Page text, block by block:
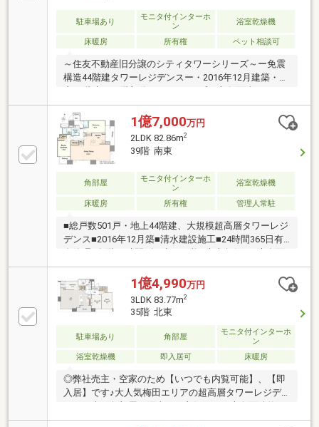
駐車場あり
モニタ付インターホ
ン
浴室乾燥機
床暖房 所有権 ペット相談可
～住友不動産旧分譲のシティタワーシリーズ～ー免震
構造44階建タワーレジデンスー・2016年12月建築・地
60.74m2・ペット飼育可（規約による制限有り）◆共
用部多数あり（一部有償）・1階 グランドロビ
ー コーチエントランス・2階 駐輪場・3階 ゲス
トルーム2室 フィットネスジム 駐輪場・
42階 スカイラウンジ スカイアトリウム パーテ
ィールーム・各階 ゴミステーション
1億7,000万円
2LDK 82.86m2
39階 南東
角部屋
モニタ付インターホ
ン
浴室乾燥機
床暖房 所有権 管理人常駐
■総戸数501戸・地上44階建、大規模超高層タワーレジ
デンス■2016年12月築■清水建設施工■24時間365日有
積８２.８６㎡■ダイナミックパノラマウィンドウ【分
譲時オプション】◆キッチン天板を人工大理石から天
然石フラットカウンターに変更◆床暖房(LD部分範囲
拡張、K部分増設)◆廊下部分をタイル張りに変更◆洋
◆ピクチャーレール設置(玄関、LD、洋室)ーーー共用
施設ーーー3F■ゲストルーム×2部屋■フィットネスジム
42F■スカイラウンジ■スカイアトリウム■パーティルー
ム
1億4,990万円
3LDK 83.77m2
35階 北東
駐車場あり 角部屋
モニタ付インターホ
ン
浴室乾燥機
即入居可 床暖房
◎弊社売主・空家のため【いつでも内覧可能】、【即
入居】です♪大人気梅田エリアの超高層タワーレジデ
帖・LDK約20帖・3LDKで開放的あふれる人気の間取り